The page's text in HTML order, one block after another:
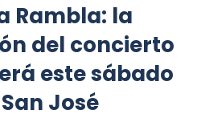
Rambla: la
del concierto
será este sábado
José